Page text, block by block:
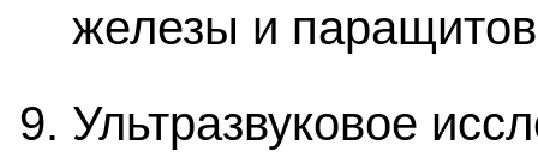
железы и
Ультразвуковое